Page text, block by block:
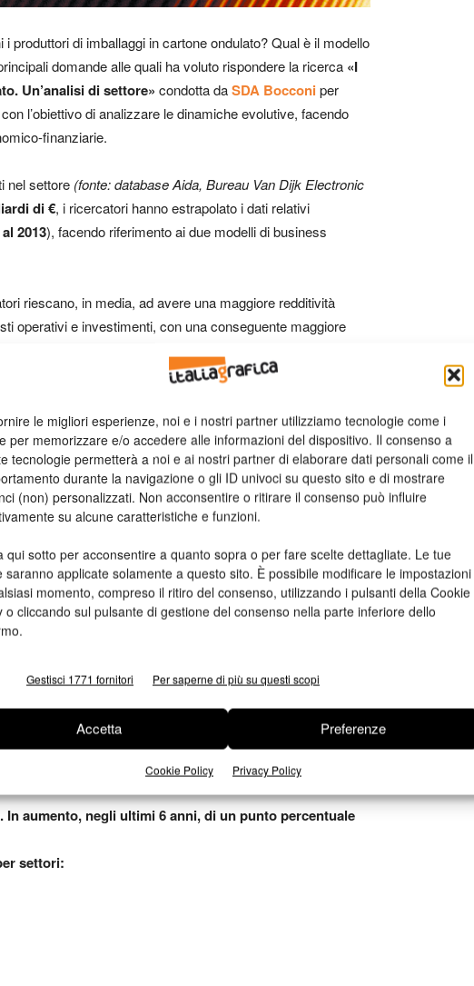
le migliori esperienze, noi e i nostri partner utilizziamo tecnologie come i
per memorizzare e/o accedere alle informazioni del dispositivo. Il consenso a
tecnologie permetterà a noi e ai nostri partner di elaborare dati personali come il
durante la navigazione o gli ID univoci su questo sito e di mostrare
(non) personalizzati. Non acconsentire o ritirare il consenso può influire
su alcune caratteristiche e funzioni.
qui sotto per acconsentire a quanto sopra o per fare scelte dettagliate. Le tue
saranno applicate solamente a questo sito. È possibile modificare le impostazioni
momento, compreso il ritiro del consenso, utilizzando i pulsanti della Cookie
o cliccando sul pulsante di gestione del consenso nella parte inferiore dello
Gestisci 1771 fornitori Per saperne di più su questi scopi
Accetta Preferenze
Cookie Policy Privacy Policy
produttori di imballaggi in cartone ondulato? Qual è il modello
domande alle quali ha voluto rispondere la ricerca «I
Un’analisi di settore» condotta daSDA Bocconiper
con l’obiettivo di analizzare le dinamiche evolutive, facendo
finanziarie.
nel settore (fonte: database Aida, Bureau Van Dijk Electronic
di €, i ricercatori hanno estrapolato i dati relativi
2013), facendo riferimento ai due modelli di business
riescano, in media, ad avere una maggiore redditività
operativi e investimenti, con una conseguente maggiore
le imprese integrate segnalano significativi tassi di
che portano a una tendenziale riduzione della
costi operativi» si riduce, con conseguenze negative
elevati, quindi, non sempre conseguono risultati
è spesso accompagnata da una crescita qualitativa
Pistoni, Ida D’Alessio) si è poi focalizzata sull’analisi
interessanti sul fronte delle performance economico-
del mercato» si possono così sintetizzare: struttura
al servizio, attenzione al cliente e ampiezza di gamma.
e le relazioni collaborative con i principali stakeholder
rapporto di fiducia, fanno la differenza e rappresentano
nel 2014: 3.546.343.000 m (+ 1% rispetto all’anno
In aumento, negli ultimi 6 anni, di un punto percentuale
settori: